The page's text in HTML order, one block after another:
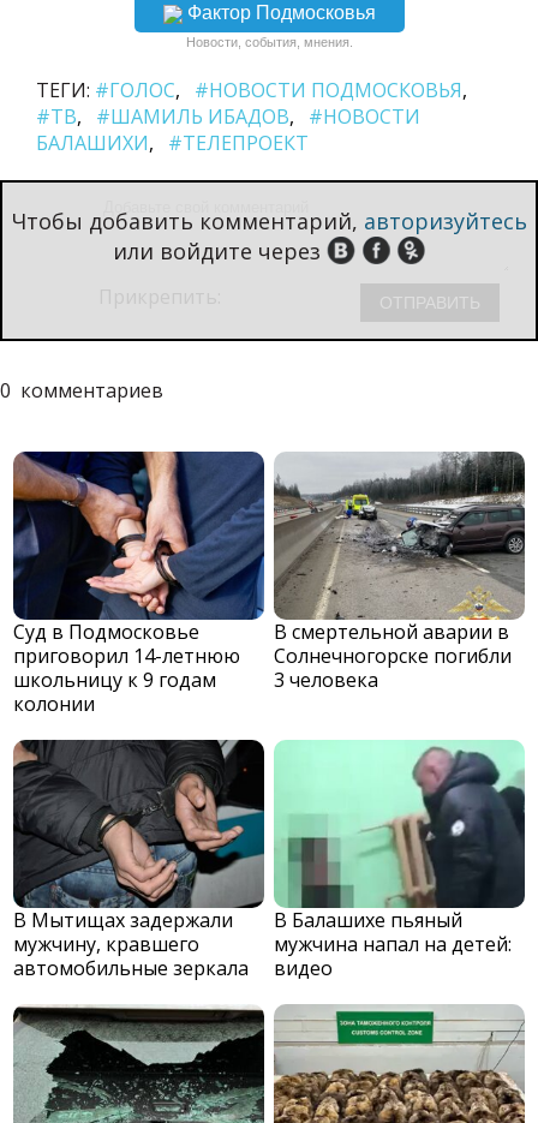
Фактор Подмосковья
Новости, события, мнения.
ТЕГИ: #ГОЛОС
#НОВОСТИ ПОДМОСКОВЬЯ
#ТВ
#ШАМИЛЬ ИБАДОВ
#НОВОСТИ
БАЛАШИХИ
#ТЕЛЕПРОЕКТ
Чтобы добавить комментарий, авторизуйтесь
или войдите через
0 комментариев
Суд в Подмосковье
приговорил 14-летнюю
школьницу к 9 годам
колонии
В смертельной аварии в
Солнечногорске погибли
3 человека
В Мытищах задержали
мужчину, кравшего
автомобильные зеркала
В Балашихе пьяный
мужчина напал на детей:
видео